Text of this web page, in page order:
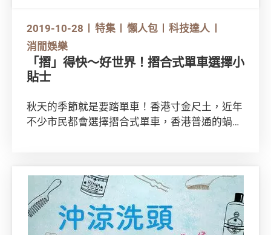
2019-10-28 特集 懶人包
科技達人
消閒娛樂
「摺」得快～好世界！摺合式單車選擇小
貼士
秋天的季節就是要踏單車！香港寸金尺土，近年
不少市民都會選擇摺合式單車，香港普通的蝸居
需求了。 摺合式單車的好處在既可節省存放地
方，也能更靈活方便各大單車用家將單車帶上公
共交通工具。現時的摺合車在平路或上斜在踩起
來上來的用戶體驗跟硬架非摺合單車分別不算很
大分別。